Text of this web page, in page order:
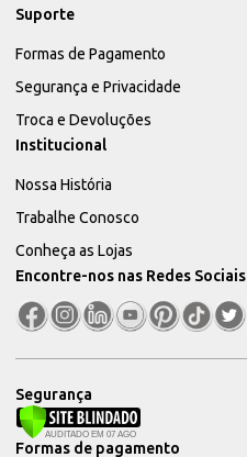
Suporte
Formas de Pagamento
Segurança e Privacidade
Troca e Devoluções
Institucional
Nossa História
Trabalhe Conosco
Conheça as Lojas
Encontre-nos nas Redes Sociais
Segurança
Formas de pagamento